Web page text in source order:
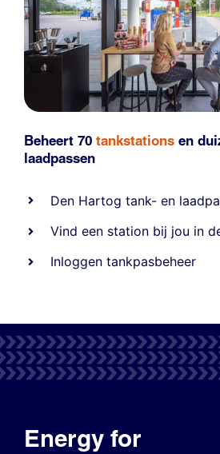
Beheert 70 tankstations en
laadpassen
Den Hartog tank- en
Vind een station bij jou in
Inloggen tankpasbeheer
Energy for